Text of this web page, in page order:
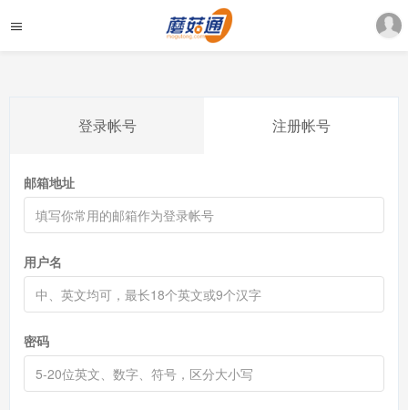
登录帐号 注册帐号
邮箱地址
用户名
密码